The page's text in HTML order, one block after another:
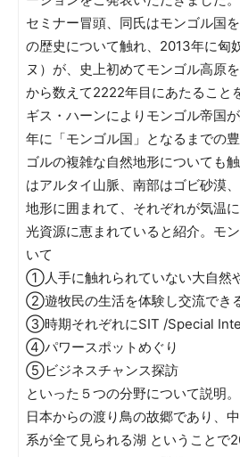
セミナー冒頭、同氏はモンゴル国
の歴史について触れ、2013年に匈
ヌ）が、史上初めてモンゴル高原
から数えて2222年目にあたること
ギス・ハーンによりモンゴル帝国
年に「モンゴル国」となるまでの
ゴルの複雑な自然地形についても
はアルタイ山脈、南部はゴビ砂漠
地形に囲まれて、それぞれが気温
光資源に恵まれていると紹介。モ
いて
①人手に触れられていない大自然
②遊牧民の生活を体験し交流でき
③時期それぞれにSIT /Special
④パワースポットめぐり
⑤ビジネスチャンス探訪
といった５つの分野について説明
日本からの渡り鳥の故郷であり、
系が全て見られる湖 ということで